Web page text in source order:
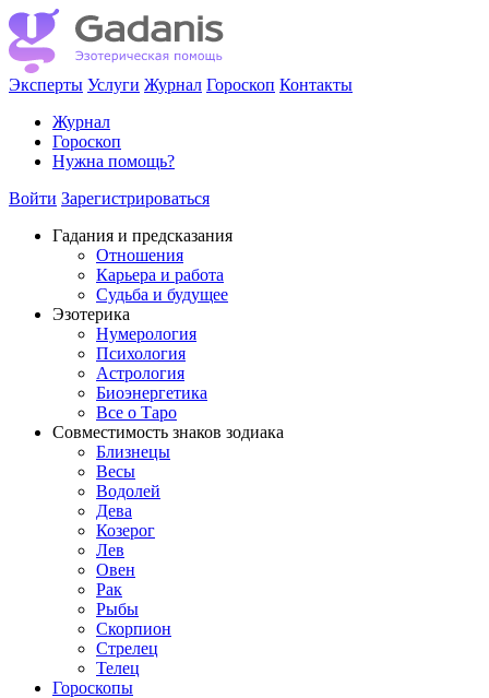
Эксперты Услуги Журнал Гороскоп Контакты
Журнал
Гороскоп
Нужна помощь?
Войти Зарегистрироваться
Гадания и предсказания
Отношения
Карьера и работа
Cудьба и будущее
Эзотерика
Нумерология
Психология
Астрология
Биоэнергетика
Все о Таро
Совместимость знаков зодиака
Близнецы
Весы
Водолей
Дева
Козерог
Лев
Овен
Рак
Рыбы
Скорпион
Стрелец
Телец
Гороскопы